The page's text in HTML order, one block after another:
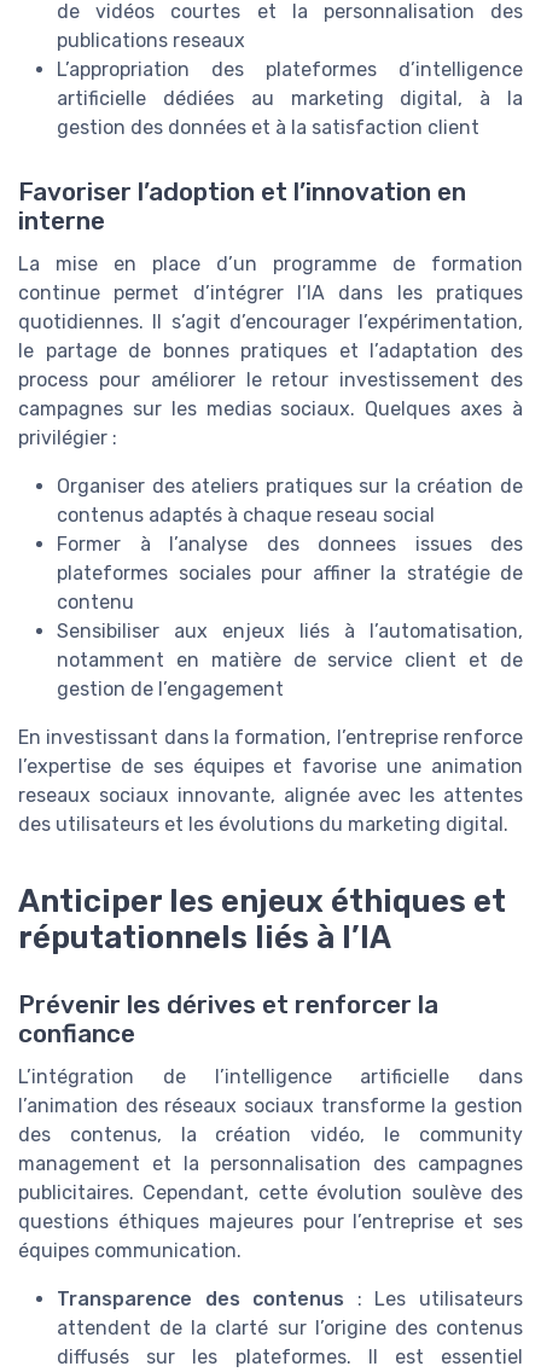
de vidéos courtes et la personnalisation des
publications reseaux
L’appropriation des plateformes d’intelligence
artificielle dédiées au marketing digital, à la
gestion des données et à la satisfaction client
Favoriser l’adoption et l’innovation en
interne
La mise en place d’un programme de formation
continue permet d’intégrer l’IA dans les pratiques
quotidiennes. Il s’agit d’encourager l’expérimentation,
le partage de bonnes pratiques et l’adaptation des
process pour améliorer le retour investissement des
campagnes sur les medias sociaux. Quelques axes à
privilégier :
Organiser des ateliers pratiques sur la création de
contenus adaptés à chaque reseau social
Former à l’analyse des donnees issues des
plateformes sociales pour affiner la stratégie de
contenu
Sensibiliser aux enjeux liés à l’automatisation,
notamment en matière de service client et de
gestion de l’engagement
En investissant dans la formation, l’entreprise renforce
l’expertise de ses équipes et favorise une animation
reseaux sociaux innovante, alignée avec les attentes
des utilisateurs et les évolutions du marketing digital.
Anticiper les enjeux éthiques et
réputationnels liés à l’IA
Prévenir les dérives et renforcer la
confiance
L’intégration de l’intelligence artificielle dans
l’animation des réseaux sociaux transforme la gestion
des contenus, la création vidéo, le community
management et la personnalisation des campagnes
publicitaires. Cependant, cette évolution soulève des
questions éthiques majeures pour l’entreprise et ses
équipes communication.
Transparence des contenus : Les utilisateurs
attendent de la clarté sur l’origine des contenus
diffusés sur les plateformes. Il est essentiel